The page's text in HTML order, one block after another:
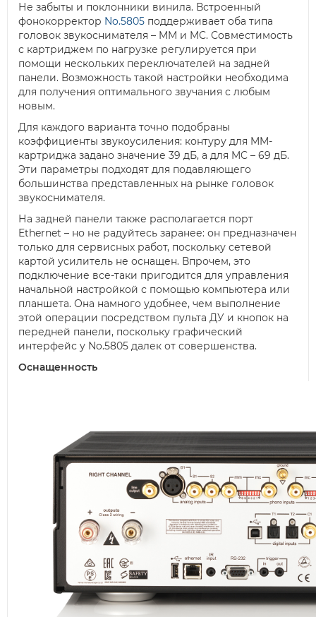
Не забыты и поклонники винила. Встроенный
фонокорректор No.5805 поддерживает оба типа
головок звукоснимателя – MM и MC. Совместимость
с картриджем по нагрузке регулируется при
помощи нескольких переключателей на задней
панели. Возможность такой настройки необходима
для получения оптимального звучания с любым
новым.
Для каждого варианта точно подобраны
коэффициенты звукоусиления: контуру для MM-
картриджа задано значение 39 дБ, а для MC – 69 дБ.
Эти параметры подходят для подавляющего
большинства представленных на рынке головок
звукоснимателя.
На задней панели также располагается порт
Ethernet – но не радуйтесь заранее: он предназначен
только для сервисных работ, поскольку сетевой
картой усилитель не оснащен. Впрочем, это
подключение все-таки пригодится для управления
начальной настройкой с помощью компьютера или
планшета. Она намного удобнее, чем выполнение
этой операции посредством пульта ДУ и кнопок на
передней панели, поскольку графический
интерфейс у No.5805 далек от совершенства.
Оснащенность